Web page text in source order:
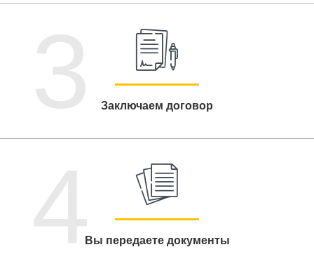
Заключаем договор
4Вы передаете документы